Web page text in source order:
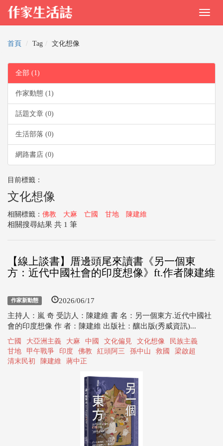
首頁 Tag 文化想像
全部 (1)
作家動態 (1)
話題文章 (0)
生活部落 (0)
網路書店 (0)
目前標籤：
文化想像
相關標籤： 佛教 大麻 亡國 甘地 陳建維
相關搜尋結果 共 1 筆
【線上談書】厝邊頭尾來讀書《另一個東
方：近代中國社會的印度想像》ft.作者陳建維
作家新動態 2026/06/17
主持人：嵐 奇 受訪人：陳建維 書 名：另一個東方.近代中國社
會的印度想像 作 者：陳建維 出版社：釀出版(秀威資訊)...
亡國 大亞洲主義 大麻 中國 文化偏見 文化想像
民族主義
甘地
甲午戰爭 印度 佛教 紅頭阿三 孫中山 救國
梁啟超
清末民初
陳建維 蔣中正